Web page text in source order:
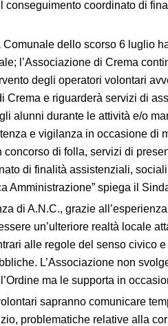
conseguimento coordinato di
Comunale dello scorso 6 luglio
l’Associazione di Crema
degli operatori volontari
Crema e riguarderà servizi di
alunni durante le attività e/o
e vigilanza in occasione di
di folla, servizi di
di finalità assistenziali,
Amministrazione” spiega il
di A.N.C., grazie
un’ulteriore realtà locale
alle regole del senso civico
L’Associazione non
ma le supporta in
sapranno comunicare
problematiche relative alla